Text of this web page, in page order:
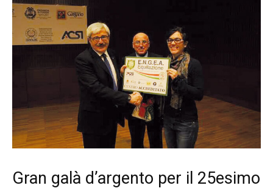
Gran galà d’argento per il 25esimo